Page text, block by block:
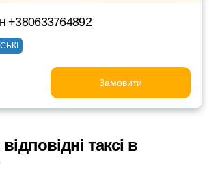
+380633764892
Замовити
таксі в